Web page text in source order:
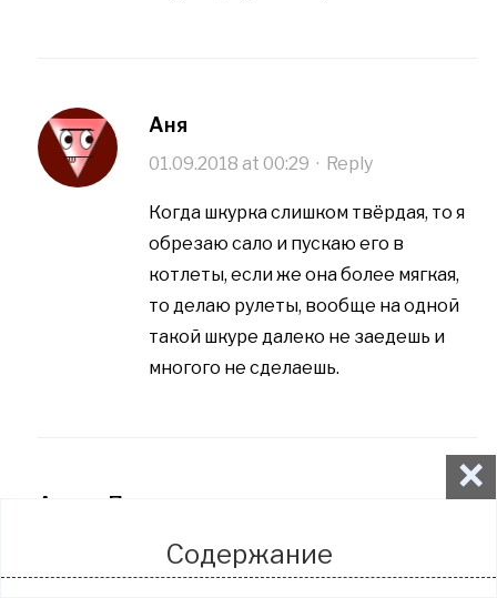
Аня
01.09.2018 at 00:29 · Reply
Когда шкурка слишком твёрдая, то я
обрезаю сало и пускаю его в
котлеты, если же она более мягкая,
то делаю рулеты, вообще на одной
такой шкуре далеко не заедешь и
многого не сделаешь.
Артем Попов
03.10.2018 at 14:15Содержание
×